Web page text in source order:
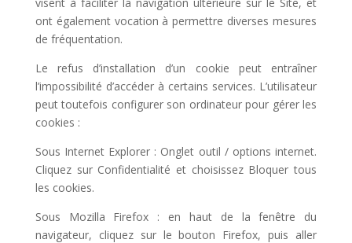
ont également vocation à permettre diverses mesures
de fréquentation.
Le refus d’installation d’un cookie peut entraîner
l’impossibilité d’accéder à certains services. L’utilisateur
peut toutefois configurer son ordinateur pour gérer les
cookies :
Sous Internet Explorer : Onglet outil / options internet.
Cliquez sur Confidentialité et choisissez Bloquer tous
les cookies.
Sous Mozilla Firefox : en haut de la fenêtre du
navigateur, cliquez sur le bouton Firefox, puis aller